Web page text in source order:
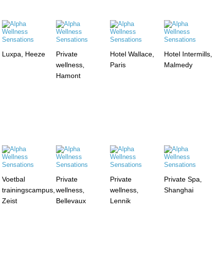
Luxpa, Heeze
Private
wellness,
Hamont
Hotel Wallace,
Paris
Hotel Intermills,
Malmedy
Voetbal
trainingscampus,
Zeist
Private
wellness,
Bellevaux
Private
wellness,
Lennik
Private Spa,
Shanghai